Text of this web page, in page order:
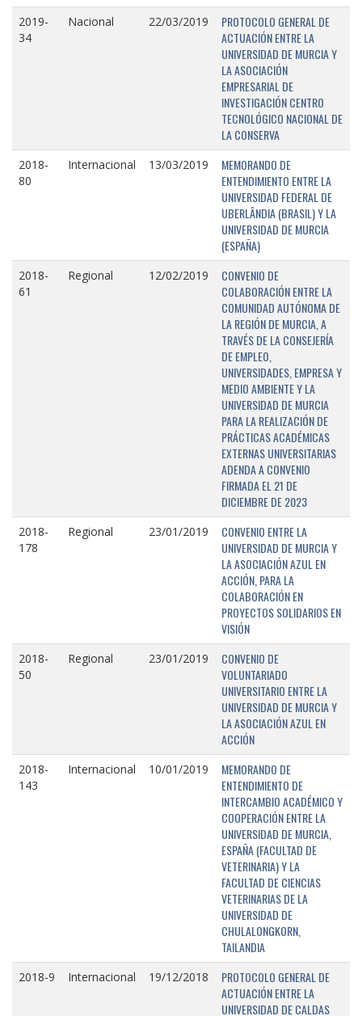
2019-
34
Nacional 22/03/2019
PROTOCOLO GENERAL DE
ACTUACIÓN ENTRE LA
UNIVERSIDAD DE MURCIA Y
LA ASOCIACIÓN
EMPRESARIAL DE
INVESTIGACIÓN CENTRO
TECNOLÓGICO NACIONAL DE
LA CONSERVA
2018-
80
Internacional 13/03/2019
MEMORANDO DE
ENTENDIMIENTO ENTRE LA
UNIVERSIDAD FEDERAL DE
UBERLÂNDIA (BRASIL) Y LA
UNIVERSIDAD DE MURCIA
(ESPAÑA)
2018-
61
Regional 12/02/2019
CONVENIO DE
COLABORACIÓN ENTRE LA
COMUNIDAD AUTÓNOMA DE
LA REGIÓN DE MURCIA, A
TRAVÉS DE LA CONSEJERÍA
DE EMPLEO,
UNIVERSIDADES, EMPRESA Y
MEDIO AMBIENTE Y LA
UNIVERSIDAD DE MURCIA
PARA LA REALIZACIÓN DE
PRÁCTICAS ACADÉMICAS
EXTERNAS UNIVERSITARIAS
ADENDA A CONVENIO
FIRMADA EL 21 DE
DICIEMBRE DE 2023
2018-
178
Regional 23/01/2019
CONVENIO ENTRE LA
UNIVERSIDAD DE MURCIA Y
LA ASOCIACIÓN AZUL EN
ACCIÓN, PARA LA
COLABORACIÓN EN
PROYECTOS SOLIDARIOS EN
VISIÓN
2018-
50
Regional 23/01/2019
CONVENIO DE
VOLUNTARIADO
UNIVERSITARIO ENTRE LA
UNIVERSIDAD DE MURCIA Y
LA ASOCIACIÓN AZUL EN
ACCIÓN
2018-
143
Internacional 10/01/2019
MEMORANDO DE
ENTENDIMIENTO DE
INTERCAMBIO ACADÉMICO Y
COOPERACIÓN ENTRE LA
UNIVERSIDAD DE MURCIA,
ESPAÑA (FACULTAD DE
VETERINARIA) Y LA
FACULTAD DE CIENCIAS
VETERINARIAS DE LA
UNIVERSIDAD DE
CHULALONGKORN,
TAILANDIA
2018-9 Internacional 19/12/2018
PROTOCOLO GENERAL DE
ACTUACIÓN ENTRE LA
UNIVERSIDAD DE CALDAS